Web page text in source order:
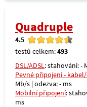
Quadruple
4.5
testů celkem:493
DSL/ADSL: stahování: -
Pevné připojení -
Mb/s | odezva: - ms
Mobilní připojení:
ms